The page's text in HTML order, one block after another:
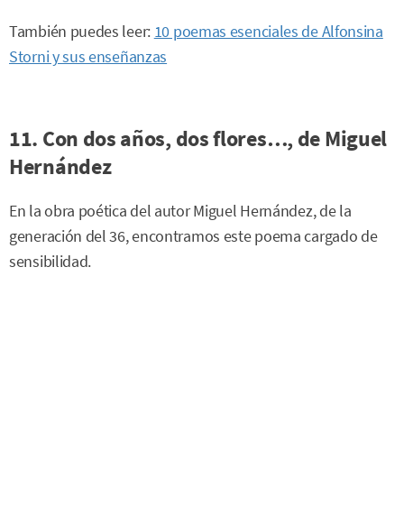
También puedes leer: 10 poemas esenciales de Alfonsina
Storni y sus enseñanzas
11. Con dos años, dos flores…, de Miguel
Hernández
En la obra poética del autor Miguel Hernández, de la
generación del 36, encontramos este poema cargado de
sensibilidad.